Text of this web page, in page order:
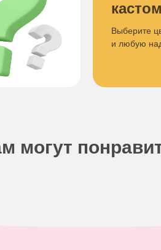
Выберите
и любую
могут